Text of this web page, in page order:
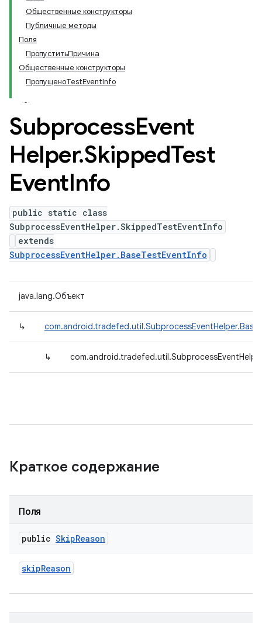
Общественные конструкторы
Публичные методы
Поля
ПропуститьПричина
Общественные конструкторы
ПропущеноTestEventInfo
SubprocessEvent
Helper.SkippedTest
EventInfo
public static class
SubprocessEventHelper.SkippedTestEventInfo
extends
SubprocessEventHelper.BaseTestEventInfo
java.lang.Объект
↳
↳
Краткое содержание
Поля
public SkipReason
skipReason